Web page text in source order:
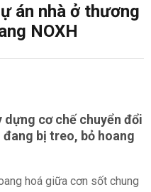
án nhà ở thương
NOXH
dựng cơ chế chuyển đổi
bị treo, bỏ hoang
hoá giữa cơn sốt chung